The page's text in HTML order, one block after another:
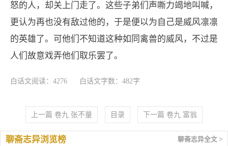
怒的人，却关上门走了。这些子弟们声嘶力竭地叫喊，
更认为再也没有敌过他的，于是便以为自己是威风凛凛
的英雄了。可他们不知道这种如同禽兽的威风，不过是
人们故意戏弄他们取乐罢了。
白话文阅读：4276 白话文字数：482字
上一篇 卷九 张不量 目录 下一篇 卷九 富翁
聊斋志异浏览榜 聊斋志异全文 >